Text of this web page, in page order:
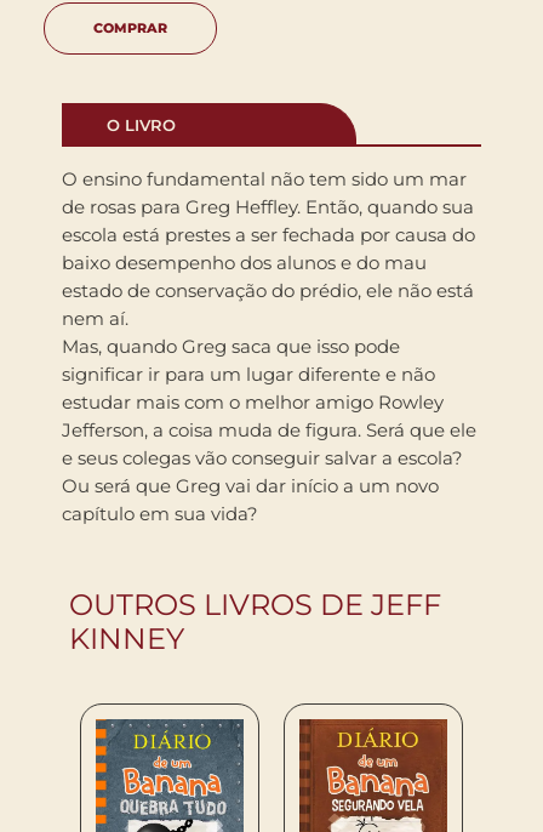
COMPRAR
O LIVRO
O ensino fundamental não tem sido um mar
de rosas para Greg Heffley. Então, quando sua
escola está prestes a ser fechada por causa do
baixo desempenho dos alunos e do mau
estado de conservação do prédio, ele não está
nem aí.
Mas, quando Greg saca que isso pode
significar ir para um lugar diferente e não
estudar mais com o melhor amigo Rowley
Jefferson, a coisa muda de figura. Será que ele
e seus colegas vão conseguir salvar a escola?
Ou será que Greg vai dar início a um novo
capítulo em sua vida?
OUTROS LIVROS DE JEFF
KINNEY